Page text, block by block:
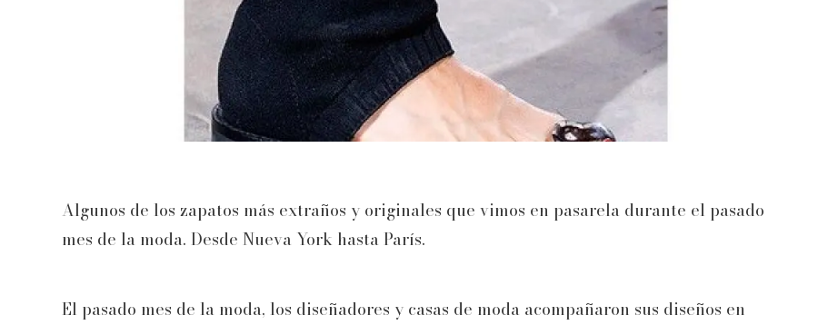
Algunos de los zapatos más extraños y originales que vimos en pasarela durante el pasado
mes de la moda. Desde Nueva York hasta París.
El pasado mes de la moda, los diseñadores y casas de moda acompañaron sus diseños en